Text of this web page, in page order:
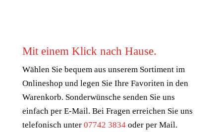
Mit einem Klick nach Hause.
Wählen Sie bequem aus unserem Sortiment im
Onlineshop und legen Sie Ihre Favoriten in den
Warenkorb. Sonderwünsche senden Sie uns
einfach per E-Mail. Bei Fragen erreichen Sie uns
telefonisch unter 07742 3834oder per Mail.